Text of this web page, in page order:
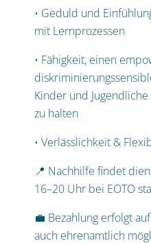
• Geduld und
mit Lernprozessen
• Fähigkeit, einen
Kinder und
zu halten
• Verlässlichkeit &
📍 Nachhilfe findet
16–20 Uhr bei EOTO
💼 Bezahlung erfolgt
auch ehrenamtlich